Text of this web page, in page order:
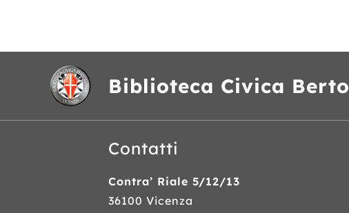
Biblioteca Civica
Contatti
Contra’ Riale 5/12/13
36100 Vicenza